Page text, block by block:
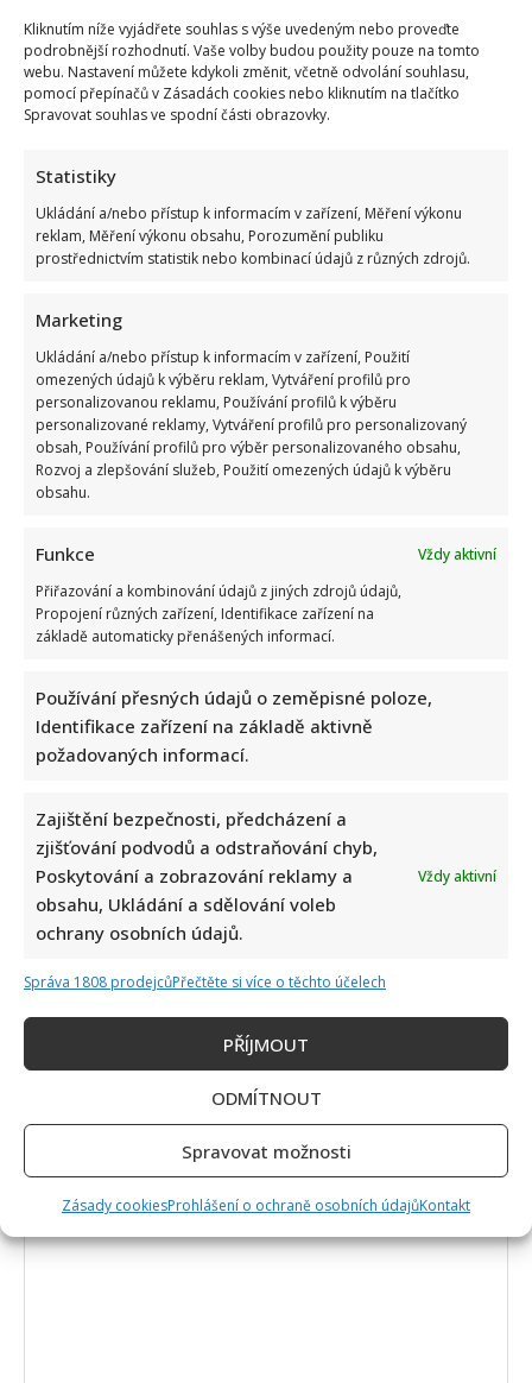
Kliknutím níže vyjádřete souhlas s výše uvedeným nebo proveďte
podrobnější rozhodnutí. Vaše volby budou použity pouze na tomto
webu. Nastavení můžete kdykoli změnit, včetně odvolání souhlasu,
pomocí přepínačů v Zásadách cookies nebo kliknutím na tlačítko
Spravovat souhlas ve spodní části obrazovky.
Statistiky
Ukládání a/nebo přístup k informacím v zařízení, Měření výkonu
reklam, Měření výkonu obsahu, Porozumění publiku
prostřednictvím statistik nebo kombinací údajů z různých zdrojů.
Marketing
Ukládání a/nebo přístup k informacím v zařízení, Použití
omezených údajů k výběru reklam, Vytváření profilů pro
personalizovanou reklamu, Používání profilů k výběru
personalizované reklamy, Vytváření profilů pro personalizovaný
obsah, Používání profilů pro výběr personalizovaného obsahu,
Rozvoj a zlepšování služeb, Použití omezených údajů k výběru
obsahu.
Funkce
Vždy aktivní
Přiřazování a kombinování údajů z jiných zdrojů údajů,
Propojení různých zařízení, Identifikace zařízení na
základě automaticky přenášených informací.
Používání přesných údajů o zeměpisné poloze,
Identifikace zařízení na základě aktivně
požadovaných informací.
Zajištění bezpečnosti, předcházení a
zjišťování podvodů a odstraňování chyb,
Poskytování a zobrazování reklamy a
obsahu, Ukládání a sdělování voleb
ochrany osobních údajů.
Vždy aktivní
Správa 1808 prodejcůPřečtěte si více o těchto účelech
PŘÍJMOUT
ODMÍTNOUT
Spravovat možnosti
Zásady cookiesProhlášení o ochraně osobních údajůKontakt
Napsat komentář
Vaše e-mailová adresa nebude zveřejněna.
Vyžadované informace jsou označeny*
Komentář*